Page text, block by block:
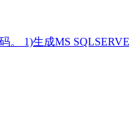
。 1)生成MS